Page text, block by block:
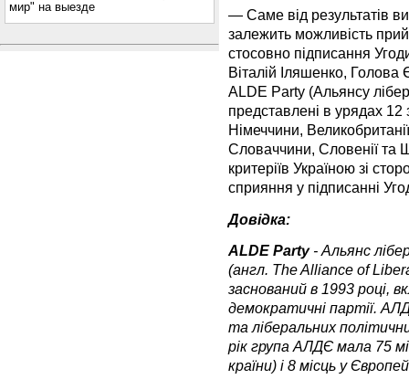
мир" на выезде
— Саме від результатів
залежить можливість
стосовно підписання
Віталій Іляшенко, Голова
ALDE Party (Альянсу
представлені в урядах 12
Німеччини,
Словаччини, Словенії та
критеріїв Україною зі
сприяння у підписанні
Довідка:
ALDE Party- Альянс
(англ. The Alliance of
заснований в 1993 році,
демократичні партії.
та ліберальних
рік група АЛДЄ мала 75
країни) і 8 місць у